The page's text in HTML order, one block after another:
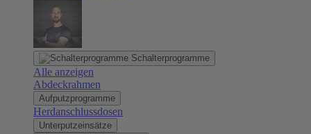
Schalterprogramme
Alle anzeigen
Abdeckrahmen
Aufputzprogramme
Herdanschlussdosen
Unterputzeinsätze